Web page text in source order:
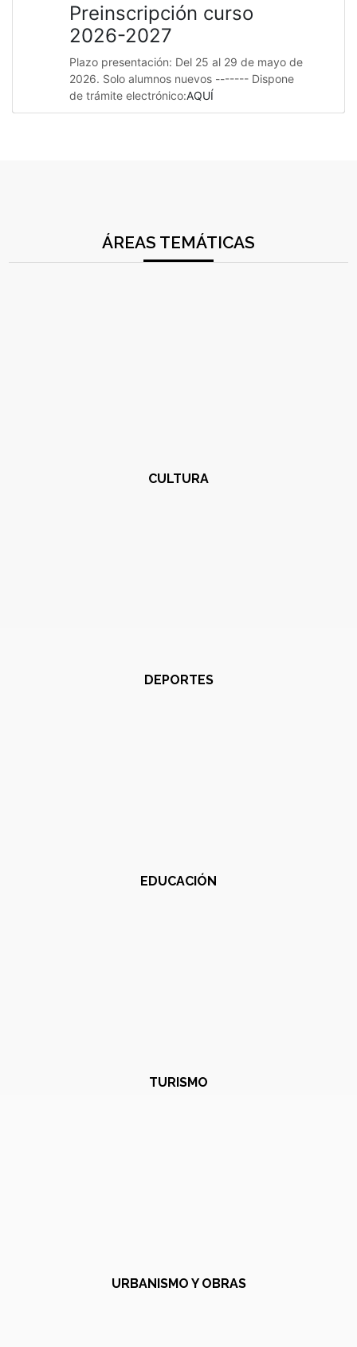
Preinscripción curso
2026-2027
Plazo presentación: Del 25 al 29 de mayo de
2026. Solo alumnos nuevos ------- Dispone
de trámite electrónico:AQUÍ
ÁREAS TEMÁTICAS
CULTURA
DEPORTES
EDUCACIÓN
TURISMO
URBANISMO Y OBRAS